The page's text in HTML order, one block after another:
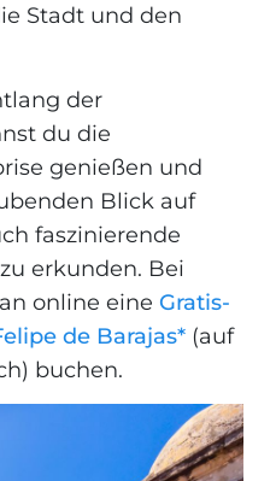
Stadt und den
der
du die
genießen und
Blick auf
faszinierende
erkunden. Bei
online eine Gratis-
de Barajas* (auf
buchen.